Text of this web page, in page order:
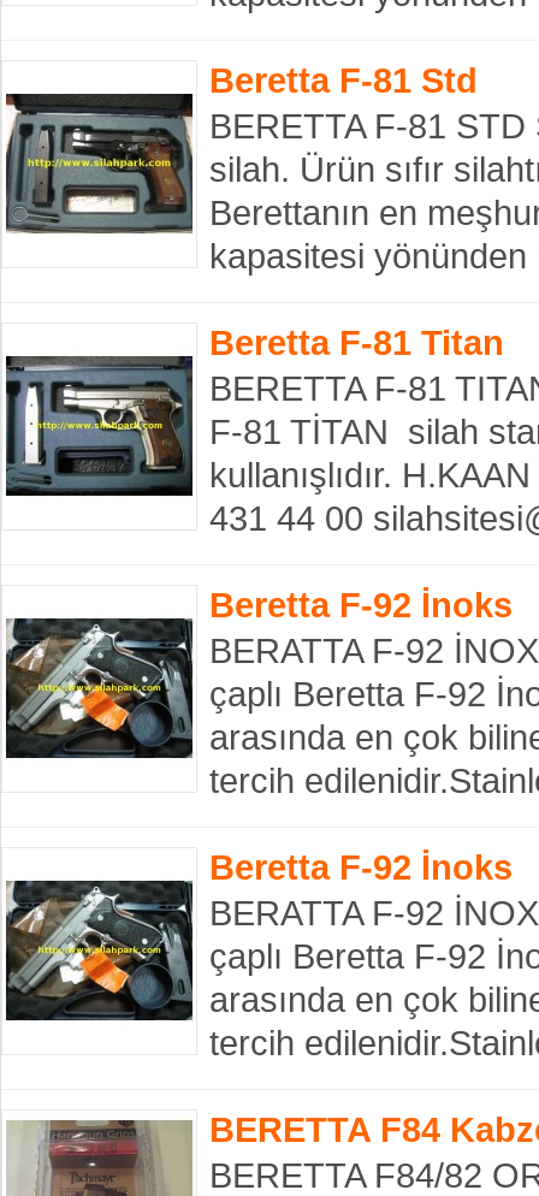
Beretta F-81 Std
BERETTA F-81
silah. Ürün sıfır
Berettanın en
kapasitesi yönünden
Beretta F-81 Titan
BERETTA F-81
F-81 TİTAN silah
kullanışlıdır.
431 44 00
Beretta F-92 İnoks
BERATTA F-92
çaplı Beretta F-92
arasında en çok
tercih
Beretta F-92 İnoks
BERATTA F-92
çaplı Beretta F-92
arasında en çok
tercih
BERETTA F84
BERETTA F84/82